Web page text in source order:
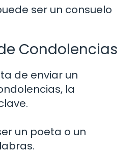
ser un consuelo
Condolencias
de enviar un
la
un poeta o un